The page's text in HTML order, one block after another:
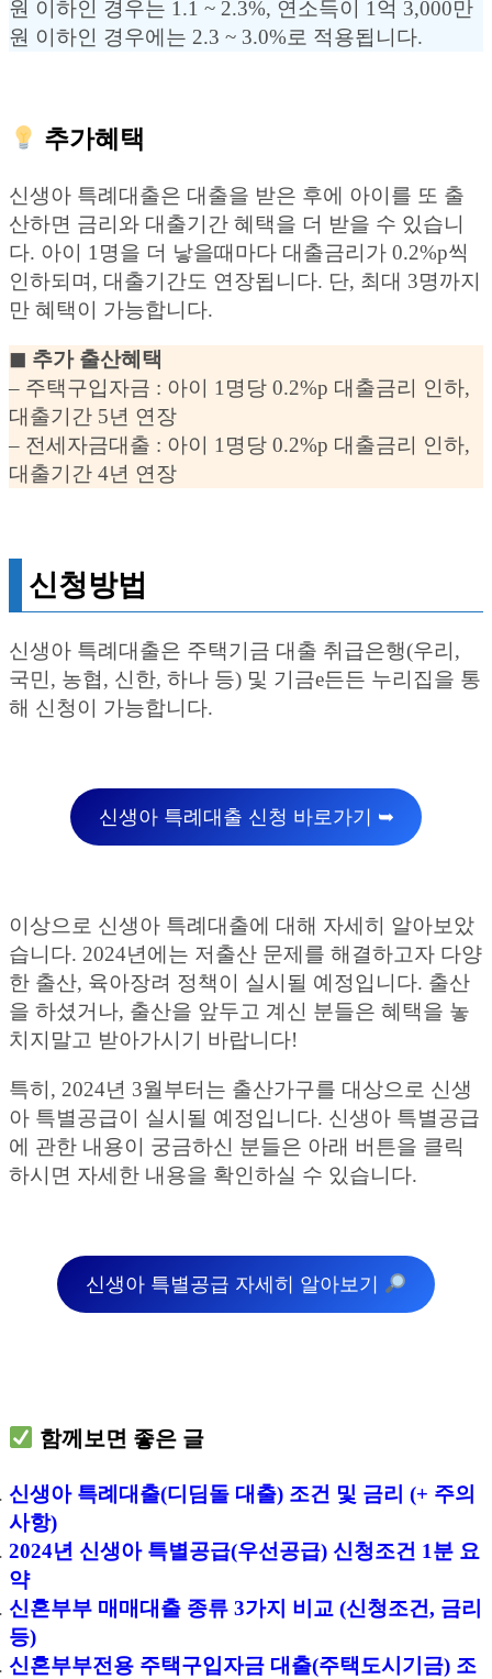
원 이하인 경우는 1.1 ~ 2.3%, 연소득이 1억 3,000만
원 이하인 경우에는 2.3 ~ 3.0%로 적용됩니다.
추가혜택
신생아 특례대출은 대출을 받은 후에 아이를 또 출
산하면 금리와 대출기간 혜택을 더 받을 수 있습니
다. 아이 1명을 더 낳을때마다 대출금리가 0.2%p씩
인하되며, 대출기간도 연장됩니다. 단, 최대 3명까지
만 혜택이 가능합니다.
◼︎ 추가 출산혜택
– 주택구입자금 : 아이 1명당 0.2%p 대출금리 인하,
대출기간 5년 연장
– 전세자금대출 : 아이 1명당 0.2%p 대출금리 인하,
대출기간 4년 연장
신청방법
신생아 특례대출은 주택기금 대출 취급은행(우리,
국민, 농협, 신한, 하나 등) 및 기금e든든 누리집을 통
해 신청이 가능합니다.
신생아 특례대출 신청 바로가기 ➥
이상으로 신생아 특례대출에 대해 자세히 알아보았
습니다. 2024년에는 저출산 문제를 해결하고자 다양
한 출산, 육아장려 정책이 실시될 예정입니다. 출산
을 하셨거나, 출산을 앞두고 계신 분들은 혜택을 놓
치지말고 받아가시기 바랍니다!
특히, 2024년 3월부터는 출산가구를 대상으로 신생
아 특별공급이 실시될 예정입니다. 신생아 특별공급
에 관한 내용이 궁금하신 분들은 아래 버튼을 클릭
하시면 자세한 내용을 확인하실 수 있습니다.
신생아 특별공급 자세히 알아보기
함께보면 좋은 글
신생아 특례대출(디딤돌 대출) 조건 및 금리 (+ 주의
사항)
2024년 신생아 특별공급(우선공급) 신청조건 1분 요
약
신혼부부 매매대출 종류 3가지 비교 (신청조건, 금리
등)
신혼부부전용 주택구입자금 대출(주택도시기금) 조